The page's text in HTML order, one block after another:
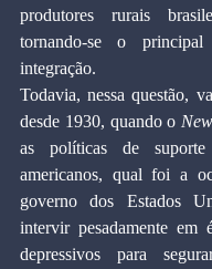
produtores rurais
tornando-se o
integração.
Todavia, nessa questão,
desde 1930, quando o
as políticas de suporte
americanos, qual foi a
governo dos Estados
intervir pesadamente em
depressivos para